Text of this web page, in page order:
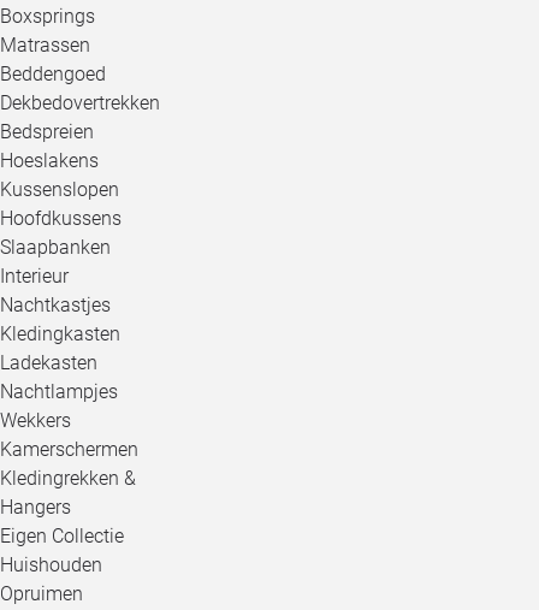
Boxsprings
Matrassen
Beddengoed
Dekbedovertrekken
Bedspreien
Hoeslakens
Kussenslopen
Hoofdkussens
Slaapbanken
Interieur
Nachtkastjes
Kledingkasten
Ladekasten
Nachtlampjes
Wekkers
Kamerschermen
Kledingrekken &
Hangers
Eigen Collectie
Huishouden
Opruimen